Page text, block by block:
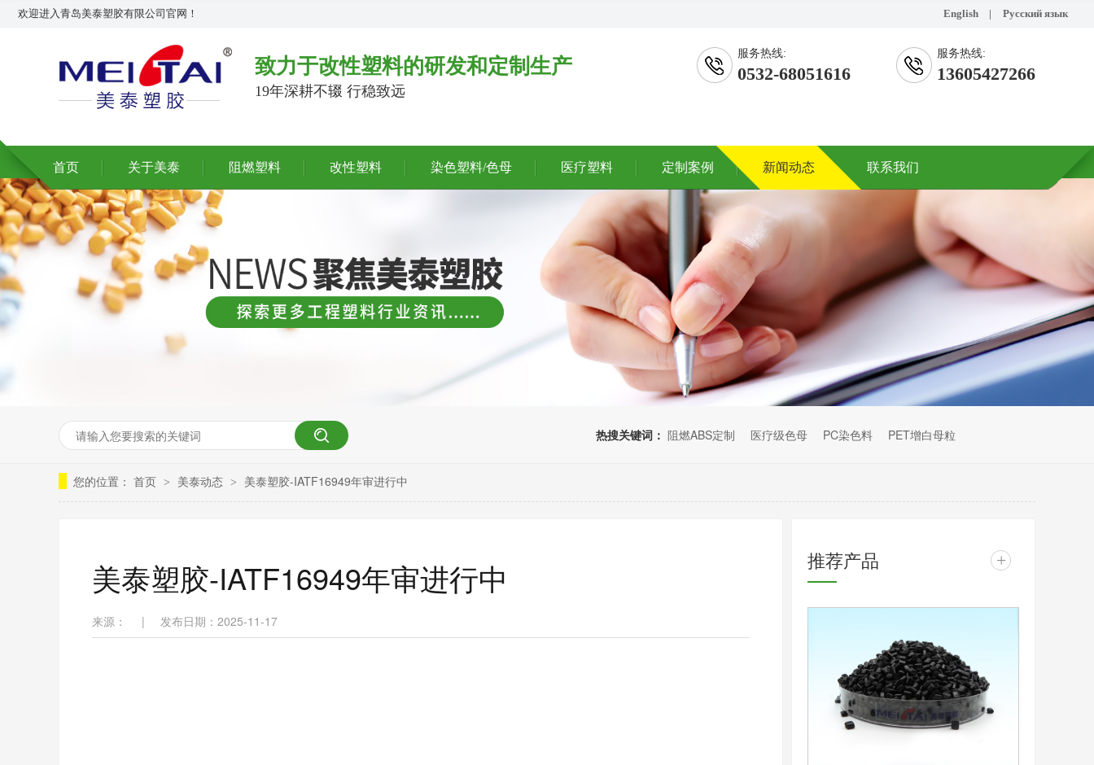
欢迎进入青岛美泰塑胶有限公司官网！ English | Русский язык
致力于改性塑料的研发和定制生产
19年深耕不辍 行稳致远
服务热线:
0532-68051616
服务热线:
13605427266
首页 关于美泰 阻燃塑料 改性塑料 染色塑料/色母 医疗塑料 定制案例 新闻动态 联系我们
热搜关键词： 阻燃ABS定制 医疗级色母 PC染色料 PET增白母粒
您的位置： 首页 > 美泰动态 > 美泰塑胶-IATF16949年审进行中
美泰塑胶-IATF16949年审进行中
来源： | 发布日期：2025-11-17
推荐产品 +